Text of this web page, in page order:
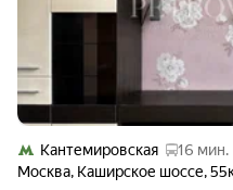
Кантемировская
16 мин.
Москва, Каширское шоссе,